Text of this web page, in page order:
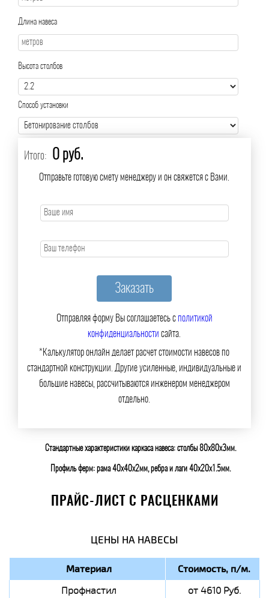
Длина навеса
Высота столбов
Способ установки
Итого: 0 руб.
Отправьте готовую смету менеджеру и он свяжется с Вами.
Отправляя форму Вы соглашаетесь сполитикой
конфиденциальности сайта.
*Калькулятор онлайн делает расчет стоимости навесов по
стандартной конструкции. Другие усиленные, индивидуальные и
большие навесы, рассчитываются инженером менеджером
отдельно.
Стандартные характеристики каркаса навеса: столбы 80х80х3мм.
Профиль ферм: рама 40х40х2мм, ребра и лаги 40х20х1.5мм.
ПРАЙС-ЛИСТ С РАСЦЕНКАМИ
ЦЕНЫ НА НАВЕСЫ
Материал Стоимость, п/м.
Профнастил
от 4610 Руб.